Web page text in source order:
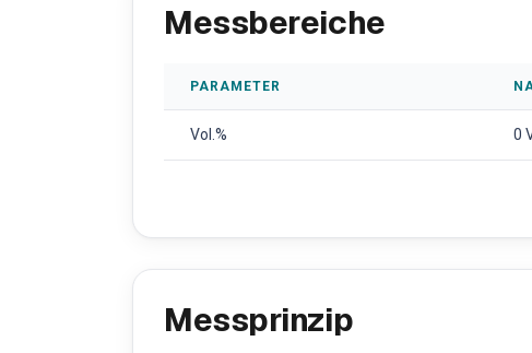
Messbereiche
PARAMETER
Vol.% 0
Messprinzip